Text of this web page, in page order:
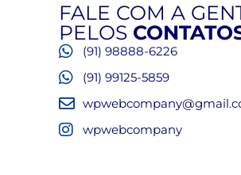
FALE COM A
PELOS
(91) 98888-6226
(91) 99125-5859
wpwebcompany